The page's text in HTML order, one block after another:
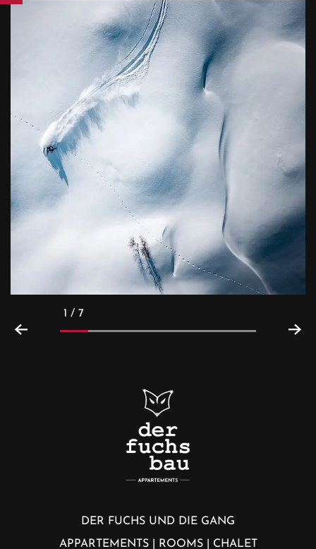
1 / 7
DER FUCHS UND DIE GANG
APPARTEMENTS | ROOMS | CHALET